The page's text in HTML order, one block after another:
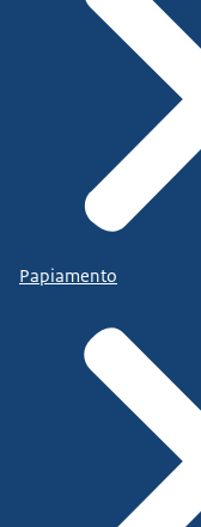
Papiamento